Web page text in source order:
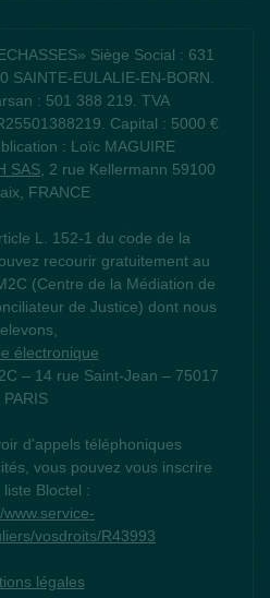
Siège Social : 631
SAINTE-EULALIE-EN-BORN.
: 501 388 219. TVA
Capital : 5000 €
: Loïc MAGUIRE
SAS , 2 rue Kellermann 59100
FRANCE
L. 152-1 du code de la
recourir gratuitement au
(Centre de la Médiation de
de Justice) dont nous
électronique
– 14 rue Saint-Jean – 75017
PARIS
d'appels téléphoniques
vous pouvez vous inscrire
liste Bloctel :
www.service-
vosdroits/R43993
légales